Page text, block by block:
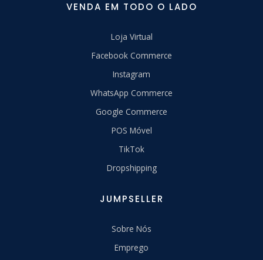
VENDA EM TODO O LADO
Loja Virtual
Facebook Commerce
Instagram
WhatsApp Commerce
Google Commerce
POS Móvel
TikTok
Dropshipping
JUMPSELLER
Sobre Nós
Emprego